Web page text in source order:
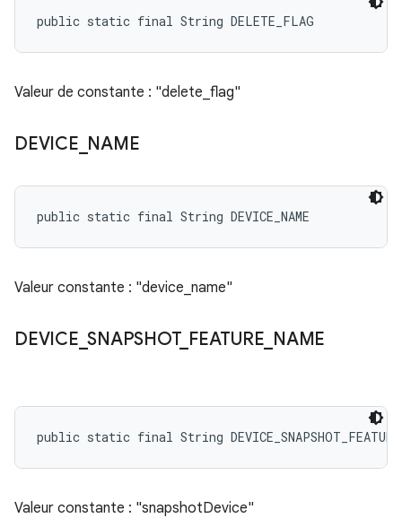
public static final String DELETE_FLAG
Valeur de constante : "delete_flag"
DEVICE NAME
public static final String DEVICE_NAME
Valeur constante : "device_name"
DEVICE _SNAPSHOT_ FEATURE NAME
public static final String
Valeur constante : "snapshotDevice"